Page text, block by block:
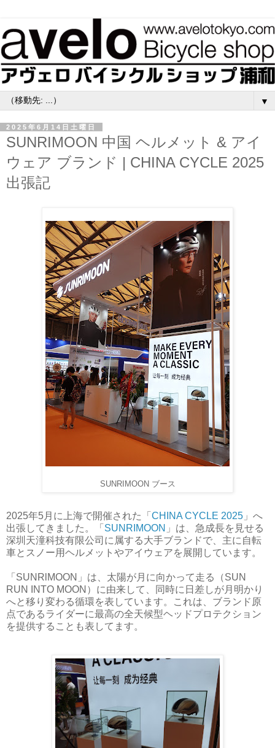
▼
2025年6月14日土曜日
SUNRIMOON 中国 ヘルメット & アイ
ウェア ブランド | CHINA CYCLE 2025
出張記
SUNRIMOON ブース
2025年5月に上海で開催された「 CHINA CYCLE 2025 」へ
出張してきました。「 SUNRIMOON 」は、急成長を見せる
深圳天潼科技有限公司に属する大手ブランドで、主に自転
車とスノー用ヘルメットやアイウェアを展開しています。
「SUNRlMOON」は、太陽が月に向かって走る（SUN
RUN INTO MOON）に由来して、同時に日差しが月明かり
へと移り変わる循環を表しています。これは、ブランド原
点であるライダーに最高の全天候型ヘッドプロテクション
を提供することも表してます。